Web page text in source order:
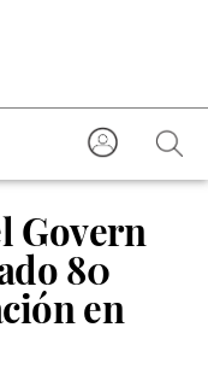
Govern
80
en